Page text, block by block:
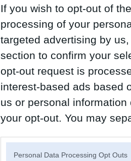
If you wish to opt-out of
processing of your
targeted advertising by
section to confirm your
opt-out request is
interest-based ads based
us or personal
your opt-out. You may
Personal Data Processing Opt Outs